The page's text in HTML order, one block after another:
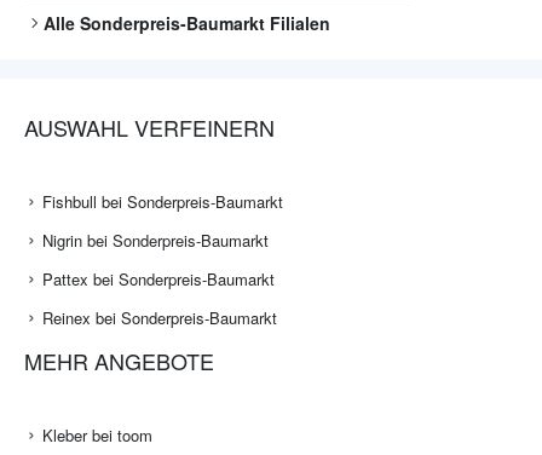
Alle Sonderpreis-Baumarkt Filialen
AUSWAHL VERFEINERN
Fishbull bei Sonderpreis-Baumarkt
Nigrin bei Sonderpreis-Baumarkt
Pattex bei Sonderpreis-Baumarkt
Reinex bei Sonderpreis-Baumarkt
MEHR ANGEBOTE
Kleber bei toom